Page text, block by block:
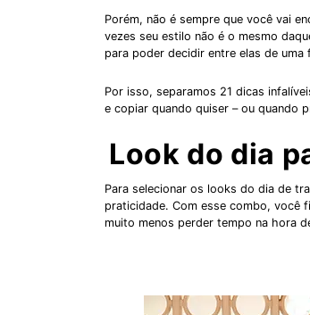
Porém, não é sempre que você vai
vezes seu estilo não é o mesmo
para poder decidir entre elas de
Por isso, separamos 21 dicas
e copiar quando quiser – ou quando
Look do dia
Para selecionar os looks do dia de
praticidade. Com esse combo, você
muito menos perder tempo na hora